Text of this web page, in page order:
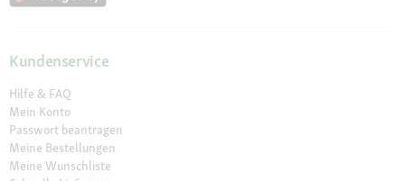
Kundenservice
Hilfe & FAQ
Mein Konto
Passwort beantragen
Meine Bestellungen
Meine Wunschliste